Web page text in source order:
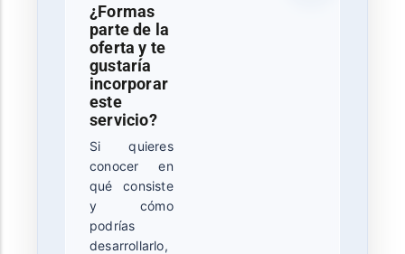
¿Formas
parte de la
oferta y te
gustaría
incorporar
este
servicio?
Si quieres
conocer en
qué consiste
y cómo
podrías
desarrollarlo,